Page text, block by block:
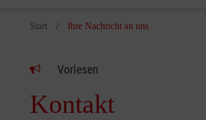
Start Ihre Nachricht an uns
Vorlesen
Kontakt